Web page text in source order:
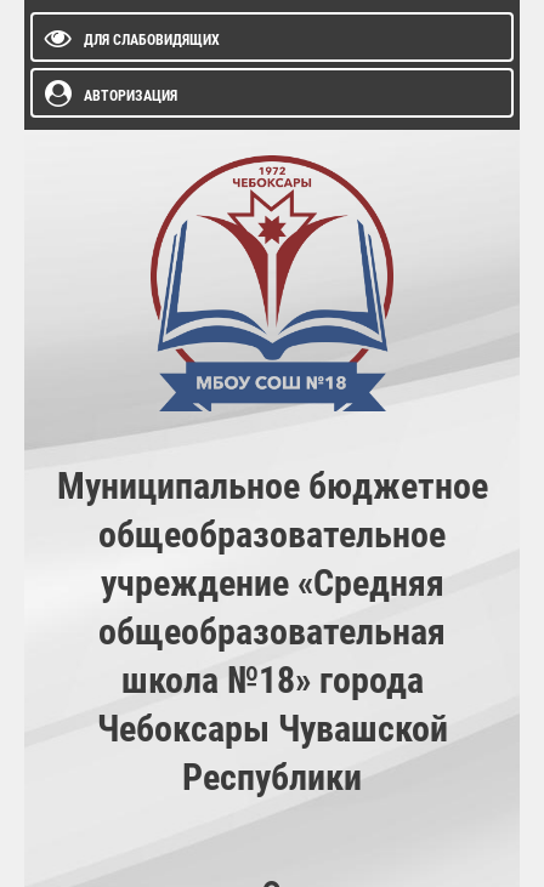
ДЛЯ СЛАБОВИДЯЩИХ
АВТОРИЗАЦИЯ
Муниципальное бюджетное
общеобразовательное
учреждение «Средняя
общеобразовательная
школа №18» города
Чебоксары Чувашской
Республики